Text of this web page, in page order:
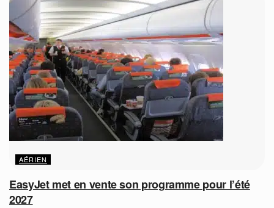
AÉRIEN
EasyJet met en vente son programme pour l’été
2027